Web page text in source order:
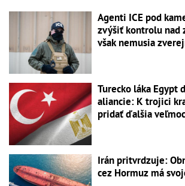
Agenti ICE pod
zvýšiť kontrolu nad
však nemusia
Turecko láka Egypt
aliancie: K trojici
pridať ďalšia veľmoc
Irán pritvrdzuje:
cez Hormuz má